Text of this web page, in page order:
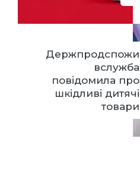
Держпродспожи
вслужба
повідомила про
шкідливі дитячі
товари